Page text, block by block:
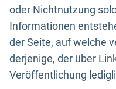
oder Nichtnutzung
Informationen
der Seite, auf welche
derjenige, der über
Veröffentlichung